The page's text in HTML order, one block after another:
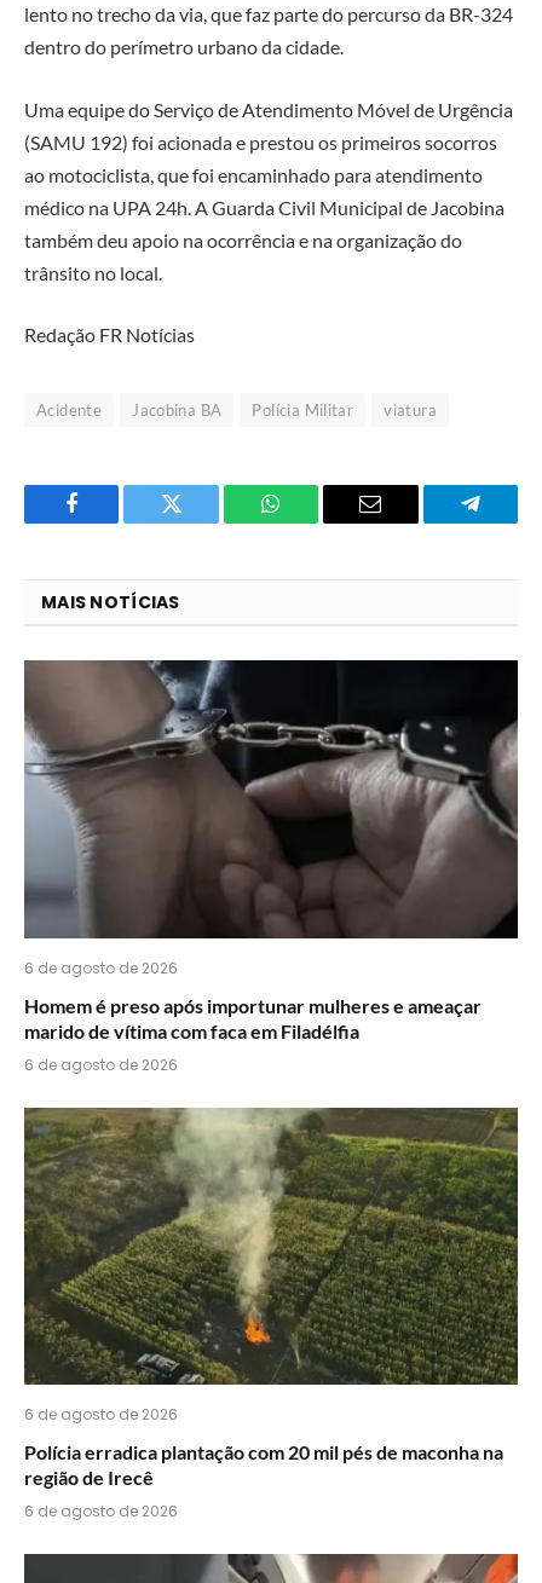
lento no trecho da via, que faz parte do percurso da BR-324
dentro do perímetro urbano da cidade.
Uma equipe do Serviço de Atendimento Móvel de Urgência
(SAMU 192) foi acionada e prestou os primeiros socorros
ao motociclista, que foi encaminhado para atendimento
médico na UPA 24h. A Guarda Civil Municipal de Jacobina
também deu apoio na ocorrência e na organização do
trânsito no local.
Redação FR Notícias
Acidente Jacobina BA Polícia Militar viatura
Facebook Twitter
O
E-
MAIS NOTÍCIAS
6 de agosto de 2026
Homem é preso após importunar mulheres e ameaçar
marido de vítima com faca em Filadélfia
6 de agosto de 2026
6 de agosto de 2026
Polícia erradica plantação com 20 mil pés de maconha na
região de Irecê
6 de agosto de 2026